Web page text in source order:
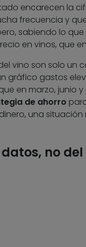
encarecen la
frecuencia y
sabiendo lo
en vinos, que
vino son solo un
gráfico gastos
en marzo, junio
de ahorro
una
no